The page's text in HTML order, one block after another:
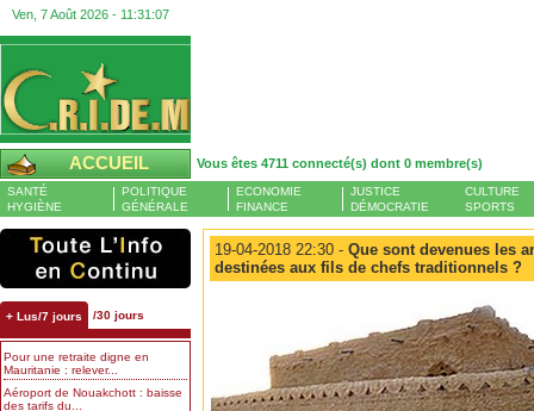
Ven, 7 Août 2026 - 11:31:08
ACCUEIL Vous êtes 4711 connecté(s) dont 0 membre(s)
SANTÉ
HYGIÈNE
POLITIQUE
GÉNÉRALE
ECONOMIE
FINANCE
JUSTICE
DÉMOCRATIE
CULTURE
SPORTS
+ Lus/7 jours /30 jours
Pour une retraite digne en
Mauritanie : relever...
Aéroport de Nouakchott : baisse
des tarifs du...
19-04-2018 22:30 - Que sont devenues les
destinées aux fils de chefs traditionnels ?